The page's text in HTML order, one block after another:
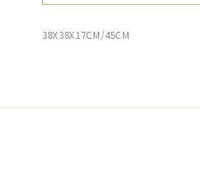
38X38X17CM/45CM